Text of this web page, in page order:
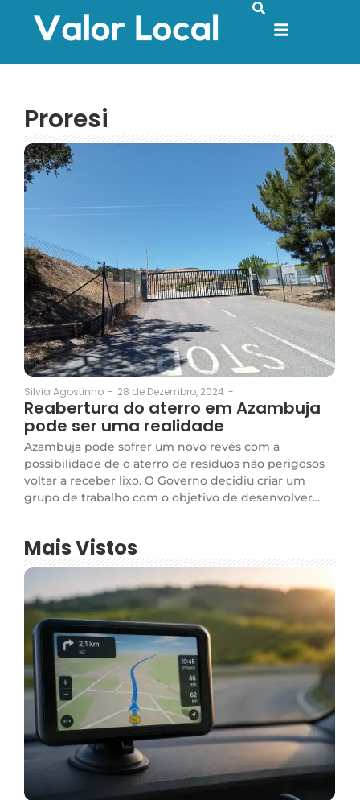
Proresi
Silvia Agostinho - 28 de Dezembro, 2024 -
Reabertura do aterro em Azambuja
pode ser uma realidade
Azambuja pode sofrer um novo revés com a
possibilidade de o aterro de resíduos não perigosos
voltar a receber lixo. O Governo decidiu criar um
grupo de trabalho com o objetivo de desenvolver...
Mais Vistos